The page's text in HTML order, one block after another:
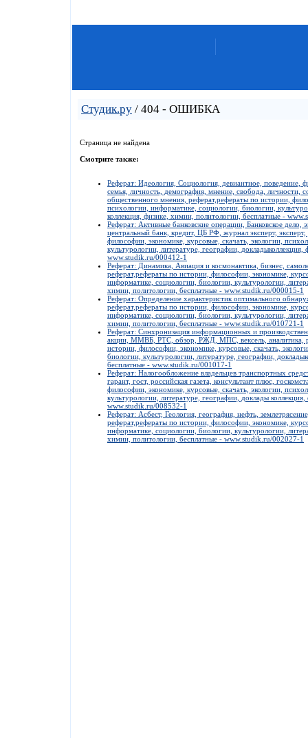
Студик.ру / 404 - ОШИБКА
Страница не найдена
Смотрите также:
Реферат: Идеология, Социология, девиантное, поведение,
семья, личность, демография, мнение, свобода, личности,
общественного мнения, реферат,рефераты по истории,
психологии, информатике, социологии, биологии,
коллекция, физике, химии, политологии, бесплатные -
Реферат: Активные банковские операции, Банковское
центральный банк, кредит, ЦБ РФ, журнал эксперт,
философии, экономике, курсовые, скачать, экологии,
культурологии, литературе, географии,
www.studik.ru/000412-1
Реферат: Динамика, Авиация и космонавтика, бизнес,
реферат,рефераты по истории, философии, экономике,
информатике, социологии, биологии, культурологии,
химии, политологии, бесплатные - www.studik.ru/000015-1
Реферат: Определение характеристик оптимального
реферат,рефераты по истории, философии, экономике,
информатике, социологии, биологии, культурологии,
химии, политологии, бесплатные - www.studik.ru/010721-1
Реферат: Синхронизация информационных и
акции, ММВБ, РТС, обзор, РЖД, МПС, вексель, аналитика,
истории, философии, экономике, курсовые, скачать,
биологии, культурологии, литературе, географии,
бесплатные - www.studik.ru/001017-1
Реферат: Налогообложение владельцев транспортных
гарант, гост, российская газета, консультант плюс,
философии, экономике, курсовые, скачать, экологии,
культурологии, литературе, географии, доклады
www.studik.ru/008532-1
Реферат: Асбест, Геология, география, нефть,
реферат,рефераты по истории, философии, экономике,
информатике, социологии, биологии, культурологии,
химии, политологии, бесплатные - www.studik.ru/002027-1